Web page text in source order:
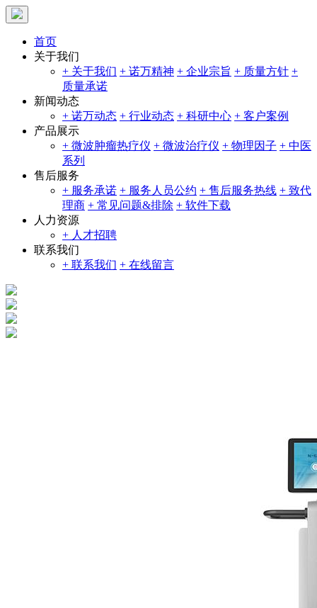
首页
关于我们
+ 关于我们 + 诺万精神 + 企业宗旨 + 质量方针 +
质量承诺
新闻动态
+ 诺万动态 + 行业动态 + 科研中心 + 客户案例
产品展示
+ 微波肿瘤热疗仪 + 微波治疗仪 + 物理因子 + 中医
系列
售后服务
+ 服务承诺 + 服务人员公约 + 售后服务热线 + 致代
理商 + 常见问题&排除 + 软件下载
人力资源
+ 人才招聘
联系我们
+ 联系我们 + 在线留言